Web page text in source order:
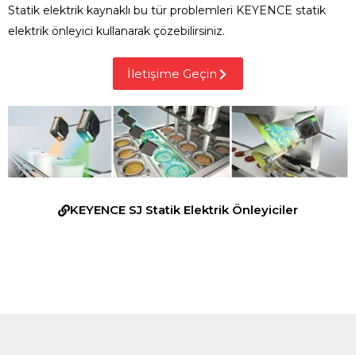
Statik elektrik kaynaklı bu tür problemleri KEYENCE statik
elektrik önleyici kullanarak çözebilirsiniz.
İletişime Geçin
KEYENCE SJ Statik Elektrik Önleyiciler